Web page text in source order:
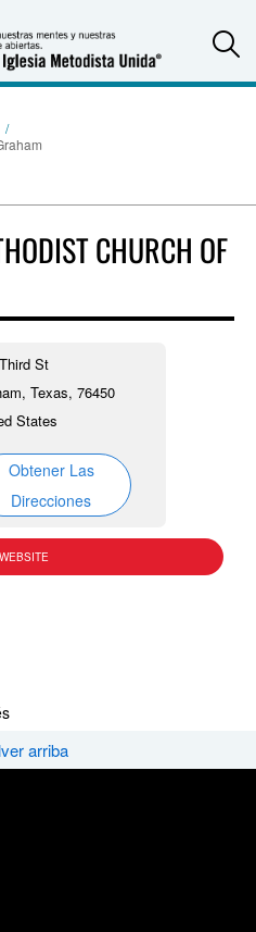
CHURCH OF
St
Texas, 76450
States
Obtener Las
Direcciones
arriba